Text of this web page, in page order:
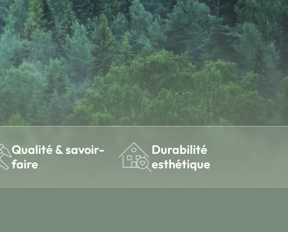
Qualité & savoir-
faire
Durabilité
esthétique